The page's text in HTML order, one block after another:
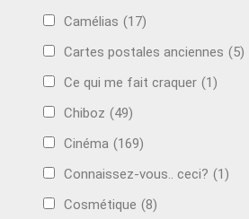
Camélias (17)
Cartes postales anciennes (5)
Ce qui me fait craquer (1)
Chiboz (49)
Cinéma (169)
Connaissez-vous.. ceci? (1)
Cosmétique (8)